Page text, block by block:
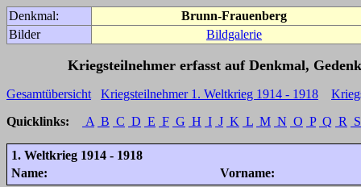
Denkmal:
Brunn-Frauenberg
Bilder
Bildgalerie
Kriegsteilnehmer erfasst auf Denkmal,
Gesamtübersicht Kriegsteilnehmer 1. Weltkrieg 1914 - 1918
Quicklinks:
A B C D E F G H I J K L M N O P Q R S
1. Weltkrieg 1914 - 1918
Name:
Vorname: